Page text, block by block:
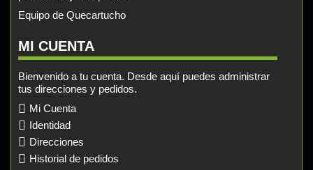
Equipo de Quecartucho
MI CUENTA
Bienvenido a tu cuenta. Desde aquí puedes administrar
tus direcciones y pedidos.
Mi Cuenta
Identidad
Direcciones
Historial de pedidos